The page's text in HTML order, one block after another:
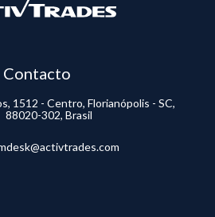
Contacto
1512 - Centro, Florianópolis - SC,
88020-302, Brasil